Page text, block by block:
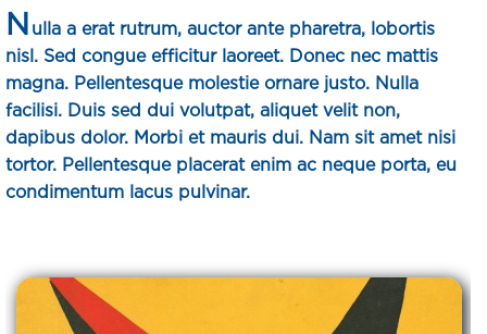
N ulla a erat rutrum, auctor ante pharetra, lobortis
nisl. Sed congue efficitur laoreet. Donec nec mattis
magna. Pellentesque molestie ornare justo. Nulla
facilisi. Duis sed dui volutpat, aliquet velit non,
dapibus dolor. Morbi et mauris dui. Nam sit amet nisi
tortor. Pellentesque placerat enim ac neque porta, eu
condimentum lacus pulvinar.